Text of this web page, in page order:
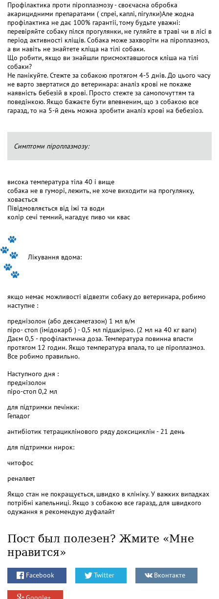
Профілактика проти піроплазмозу - своєчасна обробка
акарицидними препаратами ( спреі, каплі, пігулки)Але жодна
профілактика не дає 100% гарантіі, тому будьте уважні:
перевіряйте собаку пілся прогулянки, не гуляйте в траві чи в лісі в
період активності кліщів. Собака може захворіти на піроплазмоз,
а ви навіть не знайтете кліща на тілі собаки.
Що робити, якщо ви знайшли присмоктавшогося кліша на тілі
собаки?
Не панікуйте. Стежте за собакою протягом 4-5 днів. До цього часу
не варто звертатися до ветеринара: аналіз крові не покаже
наявність бебезій в крові. Просто стежте за самопочуттям та
поведінкою. Якщо бажаєте бути впевненим, що з собакою все
гаразд, то на 5-й день можна зробити аналіз крові на бебезіоз.
Симптоми піроплазмозу:
висока температура тіла 40 і вище
собака не в гуморі, лежить, не хоче виходити на прогулянку,
ховається
Півідмовляється від іжі та води
колір сечі темний, нагадує пиво чи квас
Лікування вдома:
якщо немає можливості відвезти собаку до ветеринара, робимо
наступне :
преднізолон (або дексаметазон) 1 мл в/м
піро- стоп (імідокарб ) - 0,5 мл підшкірно. (2 мл на 40 кг ваги)
Даєм 0,5 - профілактична доза. Температура повинна впасти
протягом 12 годин. Якщо температура впала, то це піроплазмоз.
Все робимо правильно.
Наступного дня :
преднізолон
піро-стоп 0,2 мл
для підтримки печінки:
Гепадог
антибіотик тетрациклінового ряду доксициклін - 21 день
для підтримки нирок:
читофос
реналвет
Якщо стан не покращується, швидко в клініку. У важких випадках
потрібні капельниці. Якщо з собакою все гаразд, для швидкого
одужання я рекомендую дуфалайт
Пост был полезен? Жмите «Мне
нравится»
Facebook Twitter Вконтакте